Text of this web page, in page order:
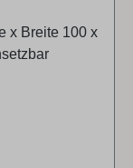
x Breite 100 x